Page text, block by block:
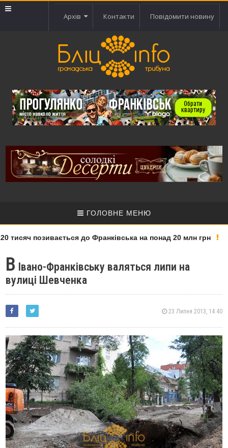
Архів Контакти Повідомити новину
ГОЛОВНЕ МЕНЮ
позивається до Франківська на понад 20 млн грн
В Івано-Франківську валяться липи на
вулиці Шевченка
23 Липня 2013, 14:40